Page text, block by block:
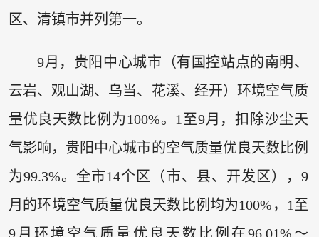
区、清镇市并列第一。
9月，贵阳中心城市（有国控站点的南明、
云岩、观山湖、乌当、花溪、经开）环境空气质
量优良天数比例为100%。1至9月，扣除沙尘天
气影响，贵阳中心城市的空气质量优良天数比例
为99.3%。全市14个区（市、县、开发区），9
月的环境空气质量优良天数比例均为100%，1至
9月环境空气质量优良天数比例在96.01%～